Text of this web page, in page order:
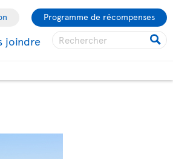
Programme de récompenses
joindre